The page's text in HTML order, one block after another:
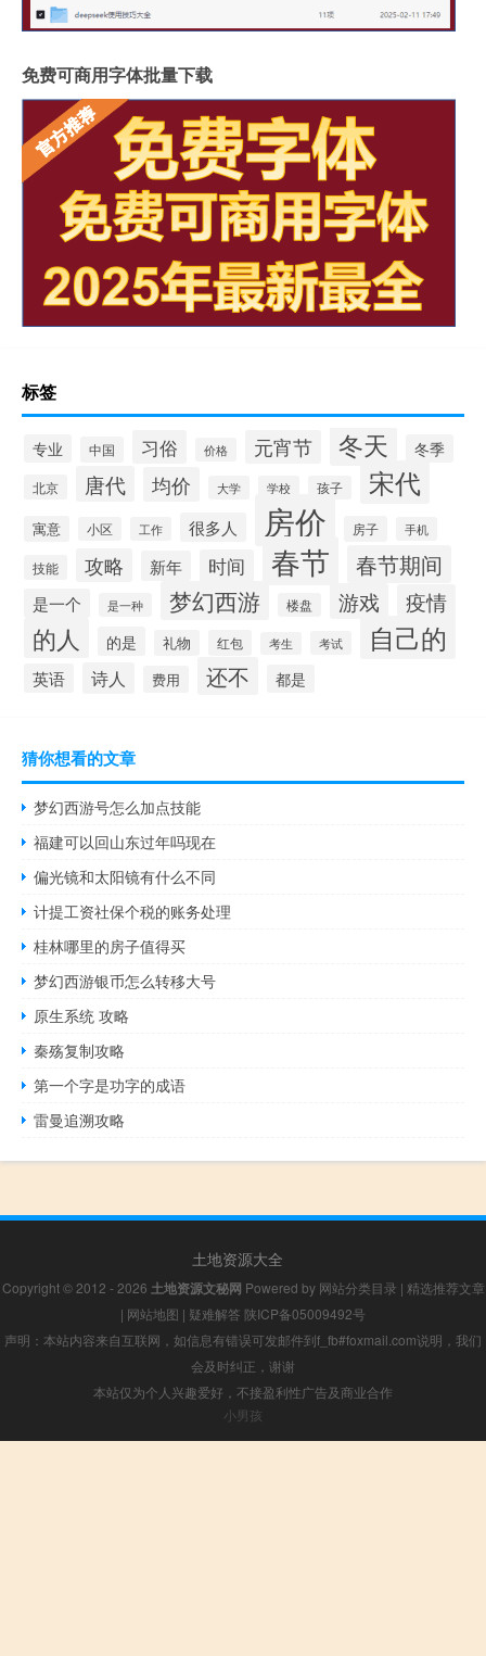
免费可商用字体批量下载
标签
专业 中国 习俗 价格 元宵节 冬天 冬季
北京 唐代 均价 大学 学校 孩子 宋代
寓意 小区 工作 很多人 房价 房子 手机
技能 攻略 新年 时间 春节 春节期间
是一个 是一种 梦幻西游 楼盘 游戏 疫情
的人 的是 礼物 红包 考生 考试 自己的
英语 诗人 费用 还不 都是
猜你想看的文章
梦幻西游号怎么加点技能
福建可以回山东过年吗现在
偏光镜和太阳镜有什么不同
计提工资社保个税的账务处理
桂林哪里的房子值得买
梦幻西游银币怎么转移大号
原生系统 攻略
秦殇复制攻略
第一个字是功字的成语
雷曼追溯攻略
土地资源大全
Copyright © 2012 - 2026 土地资源文秘网 Powered by 网站分类目录 | 精选推荐文章
| 网站地图 | 疑难解答 陕ICP备05009492号
声明：本站内容来自互联网，如信息有错误可发邮件到f_fb#foxmail.com说明，我们
会及时纠正，谢谢
本站仅为个人兴趣爱好，不接盈利性广告及商业合作
小男孩